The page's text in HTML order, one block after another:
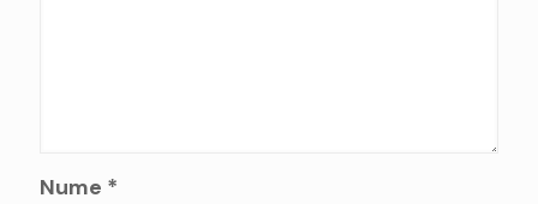
Nume *